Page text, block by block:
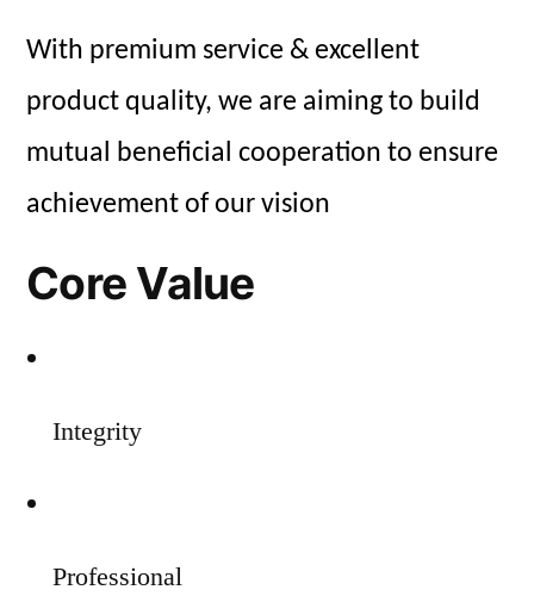
With premium service & excellent
product quality, we are aiming to build
mutual beneficial cooperation to ensure
achievement of our vision
Core Value
Integrity
Professional